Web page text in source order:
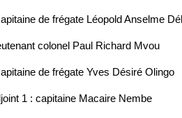
de frégate Léopold Anselme
colonel Paul Richard Mvou
de frégate Yves Désiré Olingo
1 : capitaine Macaire Nembe